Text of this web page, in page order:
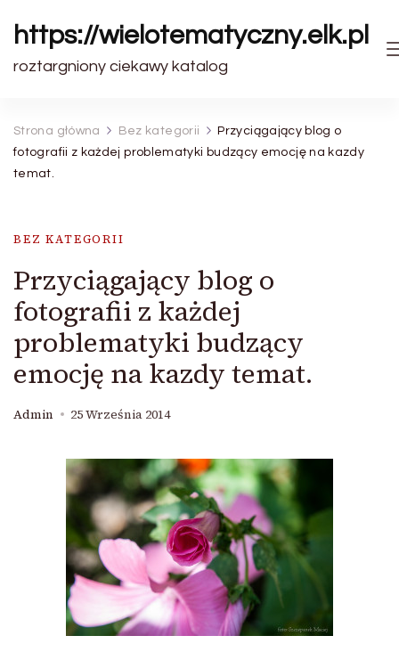
https://wielotematyczny.elk.pl
roztargniony ciekawy katalog
Strona główna Bez kategorii
Przyciągający blog o
fotografii z każdej problematyki budzący emocję na kazdy
temat.
BEZ KATEGORII
Przyciągający blog o
fotografii z każdej
problematyki budzący
emocję na kazdy temat.
Admin 25 Września 2014